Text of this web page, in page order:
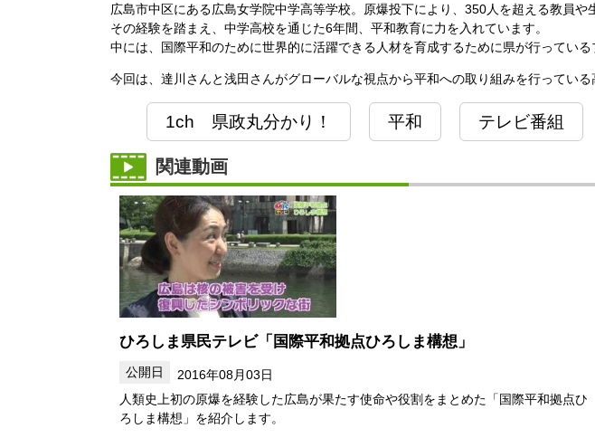
広島市中区にある広島女学院中学高等学校。原爆投下により、350人を超える教員や
その経験を踏まえ、中学高校を通じた6年間、平和教育に力を入れています。
中には、国際平和のために世界的に活躍できる人材を育成するために県が行っている
今回は、達川さんと浅田さんがグローバルな視点から平和への取り組みを行っている
1ch 県政丸分かり！ 平和 テレビ番組
関連動画
ひろしま県民テレビ「国際平和拠点ひろしま構想」
2016年08月03日
人類史上初の原爆を経験した広島が果たす使命や役割をまとめた「国際平和拠点ひ
ろしま構想」を紹介します。